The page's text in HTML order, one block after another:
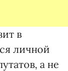
в
личной
а не